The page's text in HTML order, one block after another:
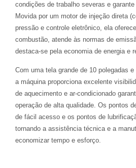
condições de trabalho severas e
Movida por um motor de injeção direta
pressão e controle eletrônico, ela
combustão, atende às normas de
destaca-se pela economia de energia e
Com uma tela grande de 10 polegadas
a máquina proporciona excelente
de aquecimento e ar-condicionado
operação de alta qualidade. Os pontos
de fácil acesso e os pontos de
tornando a assistência técnica e a
economizar tempo e esforço.